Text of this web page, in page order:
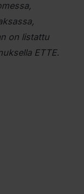
on listattu
ETTE.